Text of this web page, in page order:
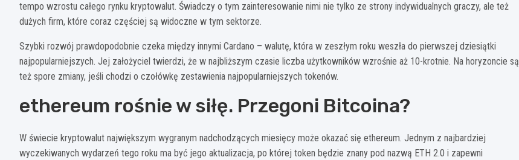
tempo wzrostu całego rynku kryptowalut. Świadczy o tym zainteresowanie nimi nie tylko ze strony indywidualnych graczy, ale też
dużych firm, które coraz częściej są widoczne w tym sektorze.
Szybki rozwój prawdopodobnie czeka między innymi Cardano – walutę, która w zeszłym roku weszła do pierwszej dziesiątki
najpopularniejszych. Jej założyciel twierdzi, że w najbliższym czasie liczba użytkowników wzrośnie aż 10-krotnie. Na horyzoncie są
też spore zmiany, jeśli chodzi o czołówkę zestawienia najpopularniejszych tokenów.
ethereum rośnie w siłę. Przegoni Bitcoina?
W świecie kryptowalut największym wygranym nadchodzących miesięcy może okazać się ethereum. Jednym z najbardziej
wyczekiwanych wydarzeń tego roku ma być jego aktualizacja, po której token będzie znany pod nazwą ETH 2.0 i zapewni